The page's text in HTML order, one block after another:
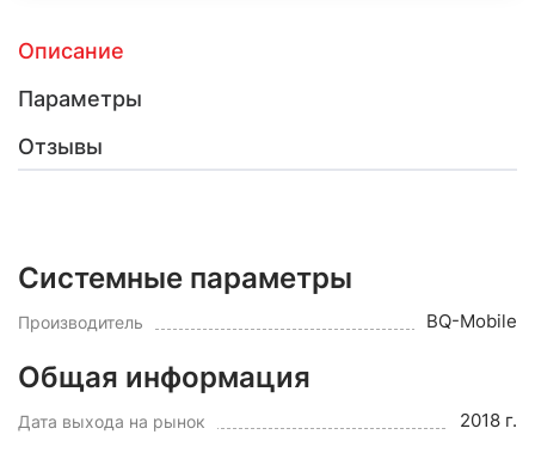
Описание
Параметры
Отзывы
Системные параметры
Производитель BQ-Mobile
Общая информация
Дата выхода на рынок 2018 г.